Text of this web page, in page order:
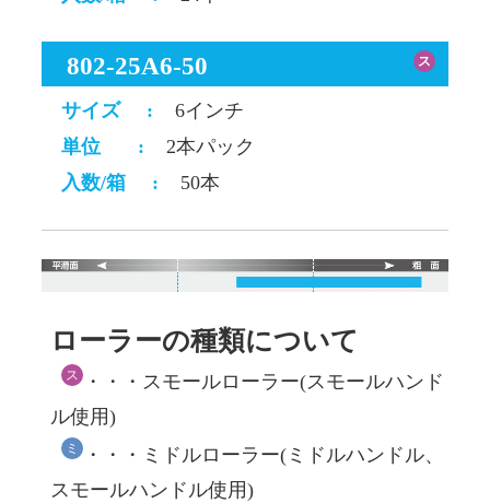
802-25A6-50 ス
サイズ :
6インチ
単位
:
2本パック
入数/箱
: 50本
ローラーの種類について
ス ・・・スモールローラー(スモールハンド
ル使用)
ミ ・・・ミドルローラー(ミドルハンドル、
スモールハンドル使用)